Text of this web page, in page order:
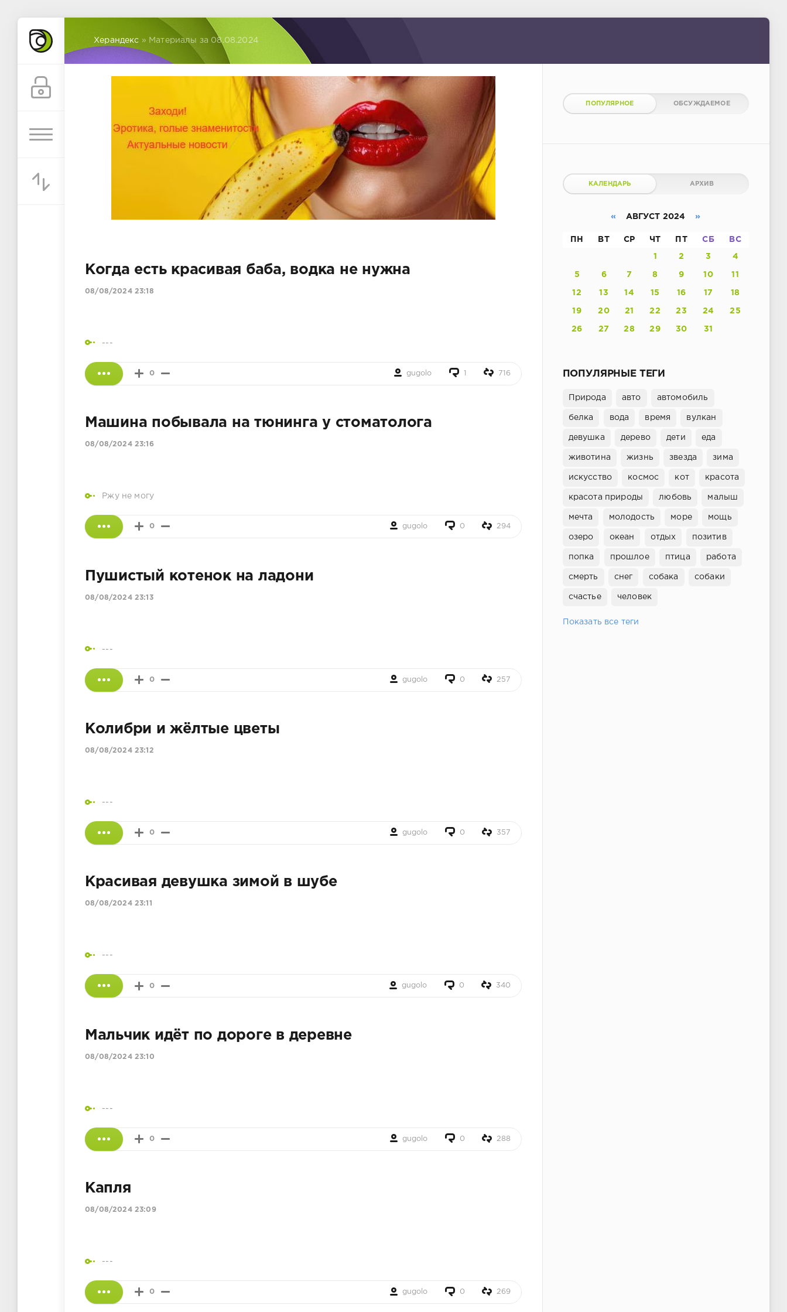
Херандекс » Материалы за 08.08.2024
Когда есть красивая баба, водка не нужна
08/08/2024 23:18
---
0 gugolo 1 716
Машина побывала на тюнинга у стоматолога
08/08/2024 23:16
Ржу не могу
0 gugolo 0 294
Пушистый котенок на ладони
08/08/2024 23:13
---
0 gugolo 0 257
Колибри и жёлтые цветы
08/08/2024 23:12
---
0 gugolo 0 357
Красивая девушка зимой в шубе
08/08/2024 23:11
---
0 gugolo 0 340
Мальчик идёт по дороге в деревне
08/08/2024 23:10
---
0 gugolo 0 288
Капля
08/08/2024 23:09
---
0 gugolo 0 269
ПОПУЛЯРНОЕ ОБСУЖДАЕМОЕ
КАЛЕНДАРЬ АРХИВ
« АВГУСТ 2024 »
ПН ВТ СР ЧТ ПТ СБ ВС
1 2 3 4
5 6 7 8 9 10 11
12 13 14 15 16 17 18
19 20 21 22 23 24 25
26 27 28 29 30 31
ПОПУЛЯРНЫЕ ТЕГИ
Природа авто автомобиль
белка вода время вулкан
девушка дерево дети еда
животина жизнь звезда зима
искусство космос кот красота
красота природы любовь малыш
мечта молодость море мощь
озеро океан отдых позитив
попка прошлое птица работа
смерть снег собака собаки
счастье человек
Показать все теги